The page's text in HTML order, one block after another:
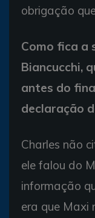
obrigação
Como fica a
Biancucchi,
antes do
declaração
Charles não
ele falou do
informação
era que Maxi